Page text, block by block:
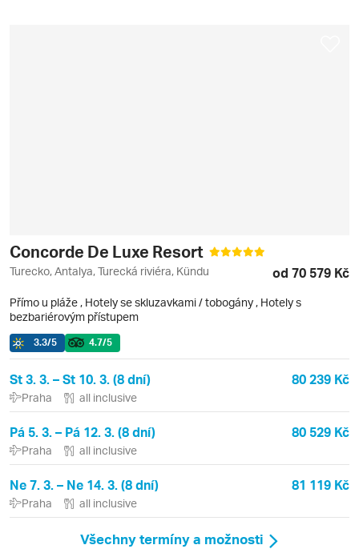
Concorde De Luxe Resort
Turecko, Antalya, Turecká riviéra, Kündu od 70 579 Kč
Přímo u pláže , Hotely se skluzavkami / tobogány , Hotely s
bezbariérovým přístupem
3.3/5 4.7/5
St 3. 3. – St 10. 3. (8 dní) 80 239 Kč
Praha all inclusive
Pá 5. 3. – Pá 12. 3. (8 dní) 80 529 Kč
Praha all inclusive
Ne 7. 3. – Ne 14. 3. (8 dní) 81 119 Kč
Praha all inclusive
Všechny termíny a možnosti